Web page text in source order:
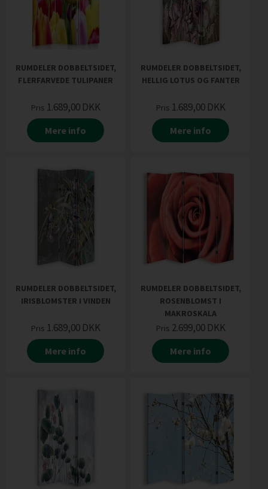
RUMDELER DOBBELTSIDET,
FLERFARVEDE TULIPANER
Pris 1.689,00 DKK
Mere info
RUMDELER DOBBELTSIDET,
HELLIG LOTUS OG FANTER
Pris 1.689,00 DKK
Mere info
RUMDELER DOBBELTSIDET,
IRISBLOMSTER I VINDEN
Pris 1.689,00 DKK
Mere info
RUMDELER DOBBELTSIDET,
ROSENBLOMST I
MAKROSKALA
Pris 2.699,00 DKK
Mere info